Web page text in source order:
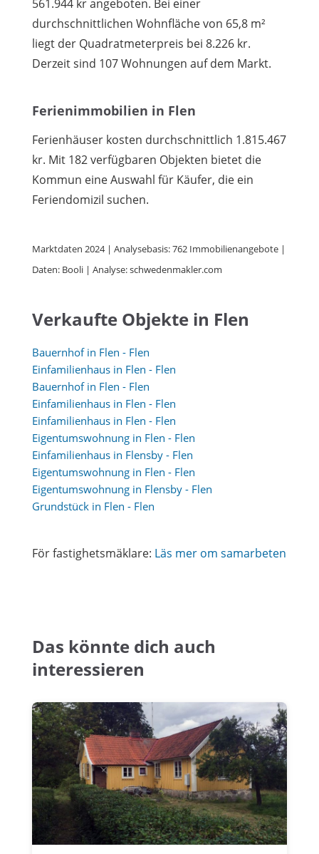
561.944 kr angeboten. Bei einer
durchschnittlichen Wohnfläche von 65,8 m²
liegt der Quadratmeterpreis bei 8.226 kr.
Derzeit sind 107 Wohnungen auf dem Markt.
Ferienimmobilien in Flen
Ferienhäuser kosten durchschnittlich 1.815.467
kr. Mit 182 verfügbaren Objekten bietet die
Kommun eine Auswahl für Käufer, die ein
Feriendomizil suchen.
Marktdaten 2024 | Analysebasis: 762 Immobilienangebote |
Daten: Booli | Analyse: schwedenmakler.com
Verkaufte Objekte in Flen
Bauernhof in Flen - Flen
Einfamilienhaus in Flen - Flen
Bauernhof in Flen - Flen
Einfamilienhaus in Flen - Flen
Einfamilienhaus in Flen - Flen
Eigentumswohnung in Flen - Flen
Einfamilienhaus in Flensby - Flen
Eigentumswohnung in Flen - Flen
Eigentumswohnung in Flensby - Flen
Grundstück in Flen - Flen
För fastighetsmäklare: Läs mer om samarbeten
Das könnte dich auch
interessieren